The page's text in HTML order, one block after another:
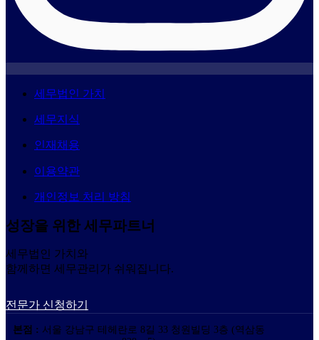
세무법인 가치
세무지식
인재채용
이용약관
개인정보 처리 방침
성장을 위한 세무파트너
세무법인 가치와
함께하면 세무관리가 쉬워집니다.
전문가 신청하기
본점 : 서울 강남구 테헤란로 8길 33 청원빌딩 3층 (역삼동